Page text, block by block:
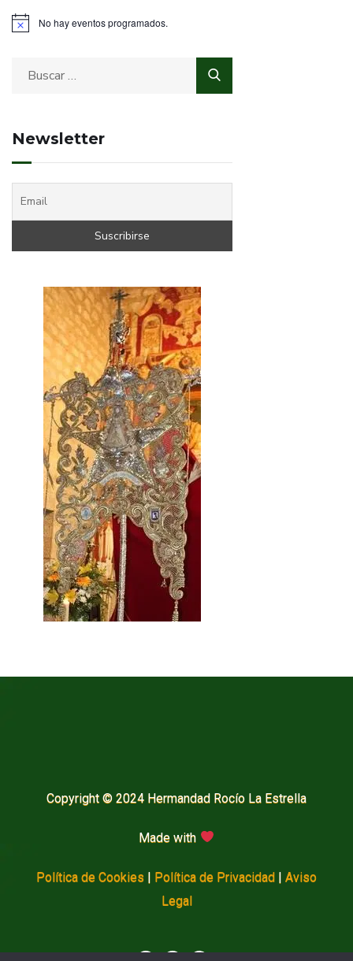
No hay eventos programados.
Newsletter
Copyright © 2024 Hermandad Rocío La Estrella
Made with
Política de Cookies | Política de Privacidad | Aviso
Legal